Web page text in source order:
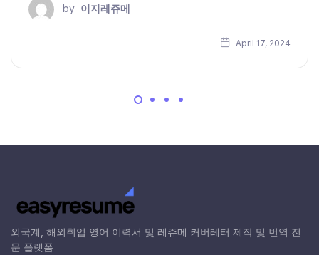
by 이지레쥬메
April 17, 2024
외국계, 해외취업 영어 이력서 및 레쥬메 커버레터 제작 및 번역 전
문 플랫폼